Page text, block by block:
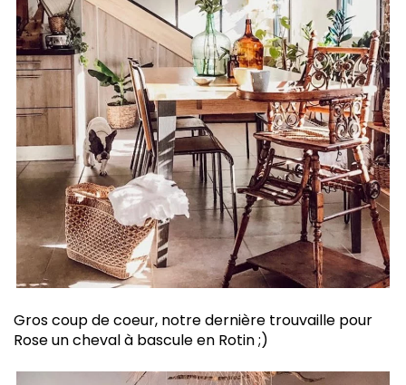
Gros coup de coeur, notre dernière trouvaille pour
Rose un cheval à bascule en Rotin ;)